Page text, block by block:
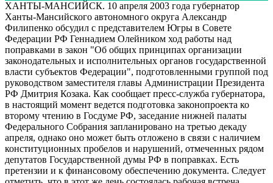
ХАНТЫ-МАНСИЙСК. 10 апреля 2003 года губернатор
Ханты-Мансийского автономного округа Александр
Филипенко обсудил с представителем Югры в Совете
Федерации РФ Геннадием Олейником ход работы над
поправками в закон "Об общих принципах организации
законодательных и исполнительных органов государственной
власти субъектов Федерации", подготовленными группой под
руководством заместителя главы Администрации Президента
РФ Дмитрия Козака. Как сообщает пресс-служба губернатора,
в настоящий момент ведется подготовка законопроекта ко
второму чтению в Госдуме РФ, заседание нижней палаты
Федерального Собрания запланировано на третью декаду
апреля, однако оно может быть отложено в связи с наличием
конституционных пробелов и нарушений, отмеченных рядом
депутатов Государственной думы РФ в поправках. Есть
претензии и к финансовому обеспечению документа. Следует